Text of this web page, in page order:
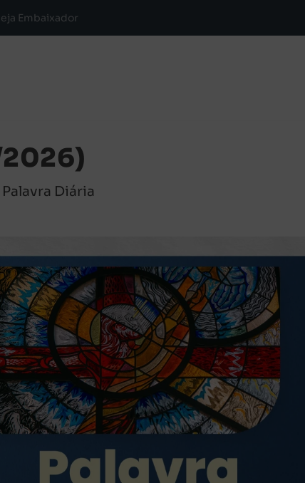
Embaixador
Palavra Diária